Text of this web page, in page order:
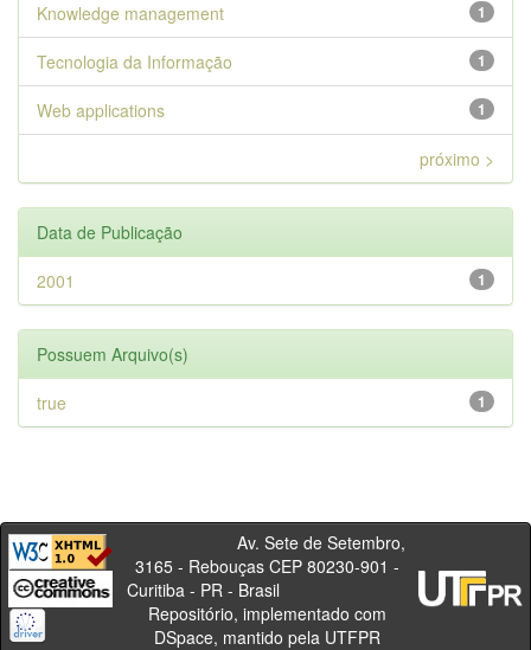
1
Knowledge management
1
Tecnologia da Informação
1
Web applications
próximo >
Data de Publicação
1
2001
Possuem Arquivo(s)
1
true
Av. Sete de Setembro,
3165 - Rebouças CEP 80230-901 -
Curitiba - PR - Brasil
Repositório, implementado com
DSpace, mantido pela UTFPR